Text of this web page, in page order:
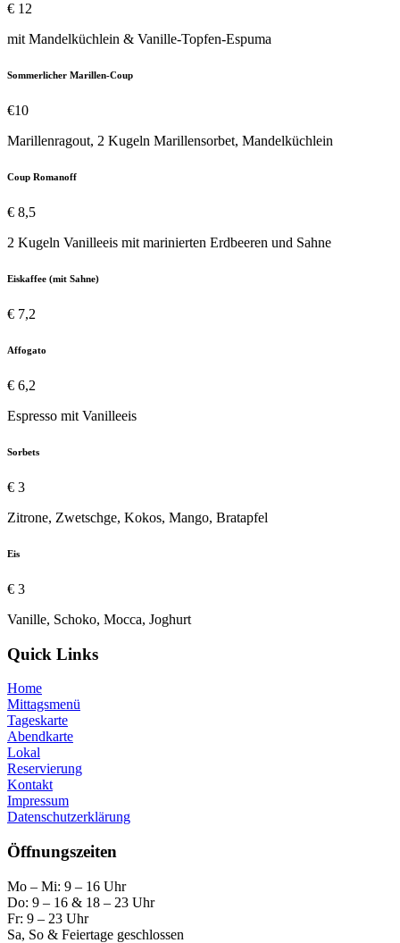
€ 12
mit Mandelküchlein & Vanille-Topfen-Espuma
Sommerlicher Marillen-Coup
€10
Marillenragout, 2 Kugeln Marillensorbet, Mandelküchlein
Coup Romanoff
€ 8,5
2 Kugeln Vanilleeis mit marinierten Erdbeeren und Sahne
Eiskaffee (mit Sahne)
€ 7,2
Affogato
€ 6,2
Espresso mit Vanilleeis
Sorbets
€ 3
Zitrone, Zwetschge, Kokos, Mango, Bratapfel
Eis
€ 3
Vanille, Schoko, Mocca, Joghurt
Quick Links
Home
Mittagsmenü
Tageskarte
Abendkarte
Lokal
Reservierung
Kontakt
Impressum
Datenschutzerklärung
Öffnungszeiten
Mo – Mi: 9 – 16 Uhr
Do: 9 – 16 & 18 – 23 Uhr
Fr: 9 – 23 Uhr
Sa, So & Feiertage geschlossen